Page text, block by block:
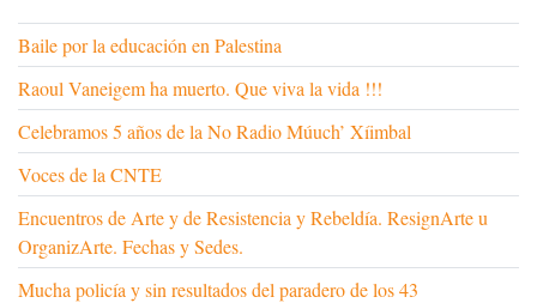
Baile por la educación en Palestina
Raoul Vaneigem ha muerto. Que viva la vida !!!
Celebramos 5 años de la No Radio Múuch’ Xíimbal
Voces de la CNTE
Encuentros de Arte y de Resistencia y Rebeldía. ResignArte u
OrganizArte. Fechas y Sedes.
Mucha policía y sin resultados del paradero de los 43